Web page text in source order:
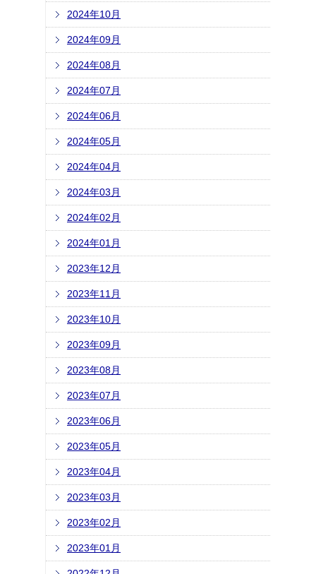
2024年10月
2024年09月
2024年08月
2024年07月
2024年06月
2024年05月
2024年04月
2024年03月
2024年02月
2024年01月
2023年12月
2023年11月
2023年10月
2023年09月
2023年08月
2023年07月
2023年06月
2023年05月
2023年04月
2023年03月
2023年02月
2023年01月